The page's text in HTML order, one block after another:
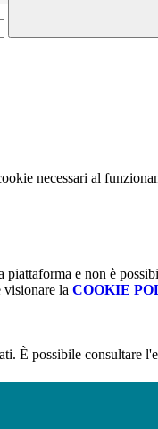
necessari al
piattaforma e non è
visionare la COOKIE
È possibile consultare